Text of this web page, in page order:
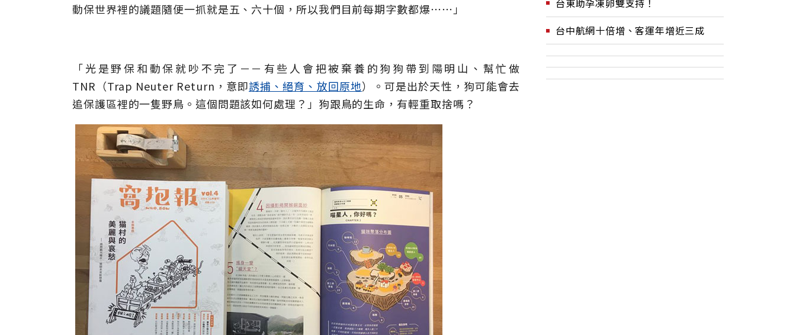
動保世界裡的議題隨便一抓就是五、六十個，所以我們目前每期字數都爆⋯⋯」
「光是野保和動保就吵不完了－－有些人會把被棄養的狗狗帶到陽明山、幫忙做
TNR（Trap Neuter Return，意即誘捕、絕育、放回原地）。可是出於天性，狗可能會去
追保護區裡的一隻野鳥。這個問題該如何處理？」狗跟鳥的生命，有輕重取捨嗎？
台東助孕凍卵雙支持！
台中航網十倍增、客運年增近三成